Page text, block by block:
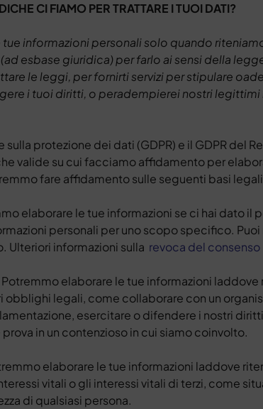
CI FIAMO PER TRATTARE I TUOI DATI?
informazioni personali solo quando
esbase giuridica) per farlo ai sensi della
le leggi, per fornirti servizi per stipulare
i tuoi diritti, o peradempierei nostri
sulla protezione dei dati (GDPR) e il GDPR del
valide su cui facciamo affidamento per
fare affidamento sulle seguenti basi
elaborare le tue informazioni se ci hai dato il
personali per uno scopo specifico.
Ulteriori informazioni sulla revoca del consenso
Potremmo elaborare le tue informazioni
obblighi legali, come collaborare con un
esercitare o difendere i nostri
in un contenzioso in cui siamo coinvolto.
elaborare le tue informazioni laddove
vitali o gli interessi vitali di terzi, come
di qualsiasi persona.